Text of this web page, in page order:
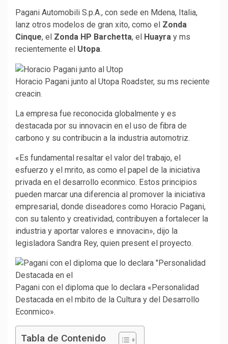
Pagani Automobili S.p.A., con sede en Mdena, Italia,
lanz otros modelos de gran xito, como el Zonda
Cinque, el Zonda HP Barchetta, el Huayra y ms
recientemente el Utopa.
Horacio Pagani junto al Utopa Roadster, su ms reciente
creacin.
La empresa fue reconocida globalmente y es
destacada por su innovacin en el uso de fibra de
carbono y su contribucin a la industria automotriz.
«Es fundamental resaltar el valor del trabajo, el
esfuerzo y el mrito, as como el papel de la iniciativa
privada en el desarrollo econmico. Estos principios
pueden marcar una diferencia al promover la iniciativa
empresarial, donde diseadores como Horacio Pagani,
con su talento y creatividad, contribuyen a fortalecer la
industria y aportar valores e innovacin», dijo la
legisladora Sandra Rey, quien present el proyecto.
Pagani con el diploma que lo declara «Personalidad
Destacada en el mbito de la Cultura y del Desarrollo
Econmico».
Tabla de Contenido